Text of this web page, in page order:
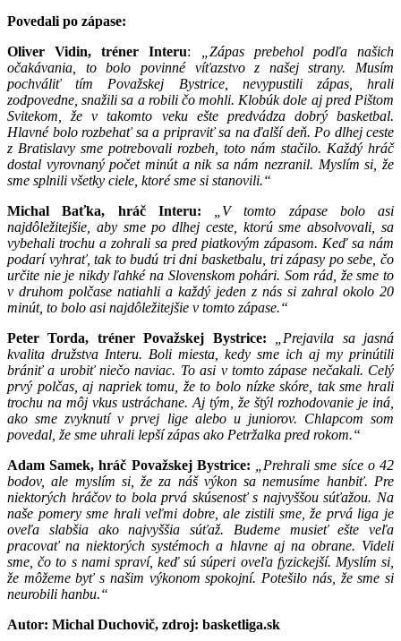
Povedali po zápase:
Oliver Vidin, tréner Interu: „Zápas prebehol podľa našich
očakávania, to bolo povinné víťazstvo z našej strany. Musím
pochváliť tím Považskej Bystrice, nevypustili zápas, hrali
zodpovedne, snažili sa a robili čo mohli. Klobúk dole aj pred Pištom
Svitekom, že v takomto veku ešte predvádza dobrý basketbal.
Hlavné bolo rozbehať sa a pripraviť sa na ďalší deň. Po dlhej ceste
z Bratislavy sme potrebovali rozbeh, toto nám stačilo. Každý hráč
dostal vyrovnaný počet minút a nik sa nám nezranil. Myslím si, že
sme splnili všetky ciele, ktoré sme si stanovili.“
Michal Baťka, hráč Interu:
„V tomto zápase bolo asi
najdôležitejšie, aby sme po dlhej ceste, ktorú sme absolvovali, sa
vybehali trochu a zohrali sa pred piatkovým zápasom. Keď sa nám
podarí vyhrať, tak to budú tri dni basketbalu, tri zápasy po sebe, čo
určite nie je nikdy ľahké na Slovenskom pohári. Som rád, že sme to
v druhom polčase natiahli a každý jeden z nás si zahral okolo 20
minút, to bolo asi najdôležitejšie v tomto zápase.“
Peter Torda, tréner Považskej Bystrice:
„Prejavila sa jasná
kvalita družstva Interu. Boli miesta, kedy sme ich aj my prinútili
brániť a urobiť niečo naviac. To asi v tomto zápase nečakali. Celý
prvý polčas, aj napriek tomu, že to bolo nízke skóre, tak sme hrali
trochu na môj vkus ustráchane. Aj tým, že štýl rozhodovanie je iná,
ako sme zvyknutí v prvej lige alebo u juniorov. Chlapcom som
povedal, že sme uhrali lepší zápas ako Petržalka pred rokom.“
Adam Samek, hráč Považskej Bystrice: „Prehrali sme síce o 42
bodov, ale myslím si, že za náš výkon sa nemusíme hanbiť. Pre
niektorých hráčov to bola prvá skúsenosť s najvyššou súťažou. Na
naše pomery sme hrali veľmi dobre, ale zistili sme, že prvá liga je
oveľa slabšia ako najvyššia súťaž. Budeme musieť ešte veľa
pracovať na niektorých systémoch a hlavne aj na obrane. Videli
sme, čo to s nami spraví, keď sú súperi oveľa fyzickejší. Myslím si,
že môžeme byť s našim výkonom spokojní. Potešilo nás, že sme si
neurobili hanbu.“
Autor: Michal Duchovič, zdroj: basketliga.sk